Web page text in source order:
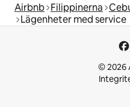
Airbnb Filippinerna
Lägenheter med service
© 2026